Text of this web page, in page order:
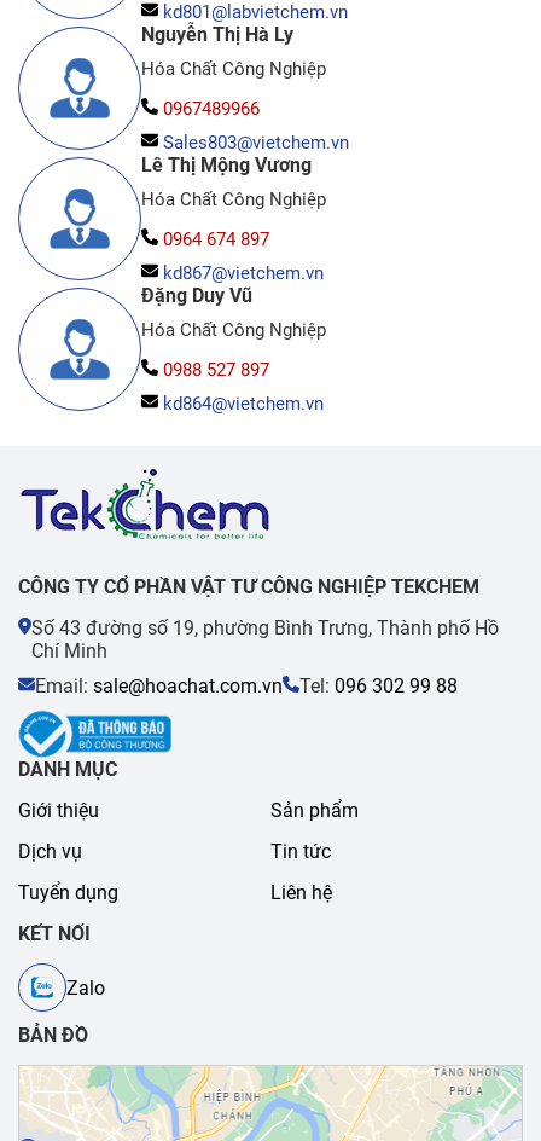
kd801@labvietchem.vn
Nguyễn Thị Hà Ly
Hóa Chất Công Nghiệp
0967489966
Sales803@vietchem.vn
Lê Thị Mộng Vương
Hóa Chất Công Nghiệp
0964 674 897
kd867@vietchem.vn
Đặng Duy Vũ
Hóa Chất Công Nghiệp
0988 527 897
kd864@vietchem.vn
CÔNG TY CỔ PHẦN VẬT TƯ CÔNG NGHIỆP TEKCHEM
Số 43 đường số 19, phường Bình Trưng, Thành phố Hồ
Chí Minh
Email: sale@hoachat.com.vn Tel: 096 302 99 88
DANH MỤC
Giới thiệu
Sản phẩm
Dịch vụ
Tin tức
Tuyển dụng
Liên hệ
KẾT NỐI
Zalo
BẢN ĐỒ